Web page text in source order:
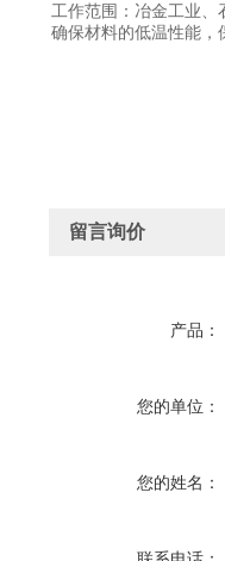
工作范围：冶金工业
确保材料的低温性能，
留言询价
产品：
您的单位：
您的姓名：